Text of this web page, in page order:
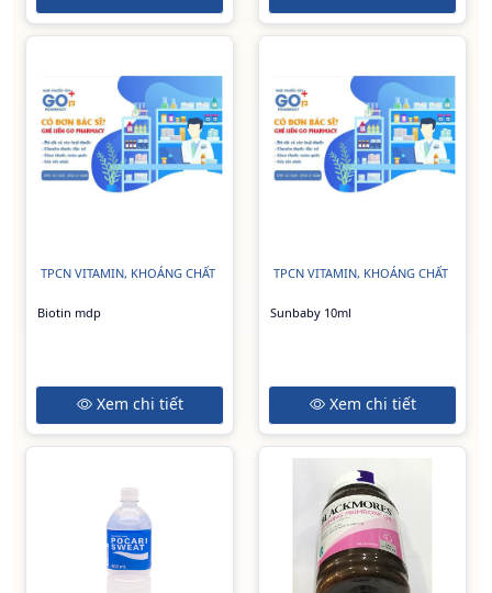
TPCN VITAMIN, KHOÁNG CHẤT
Biotin mdp
Xem chi tiết
TPCN VITAMIN, KHOÁNG CHẤT
Sunbaby 10ml
Xem chi tiết